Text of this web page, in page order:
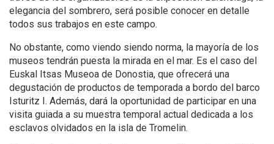
elegancia del sombrero, será posible conocer en detalle
todos sus trabajos en este campo.
No obstante, como viendo siendo norma, la mayoría de los
museos tendrán puesta la mirada en el mar. Es el caso del
Euskal Itsas Museoa de Donostia, que ofrecerá una
degustación de productos de temporada a bordo del barco
Isturitz I. Además, dará la oportunidad de participar en una
visita guiada a su muestra temporal actual dedicada a los
esclavos olvidados en la isla de Tromelin.